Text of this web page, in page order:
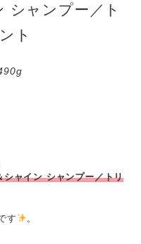
シャンプー／ト
ト
ャイン シャンプー／トリ
す 。